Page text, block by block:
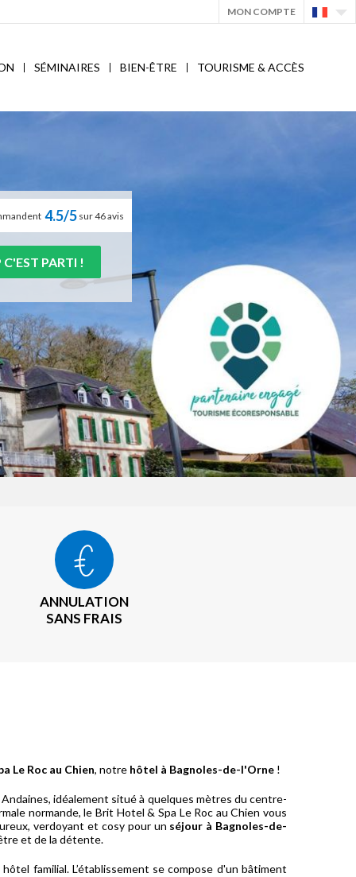
MON COMPTE
SÉMINAIRES BIEN-ÊTRE TOURISME & ACCÈS
4.5/5 sur 46 avis
ANNULATION
SANS FRAIS
Le Roc au Chien, notre hôtel à Bagnoles-de-l'Orne !
idéalement situé à quelques mètres du centre-
normande, le Brit Hotel & Spa Le Roc au Chien vous
verdoyant et cosy pour un séjour à Bagnoles-de-
et de la détente.
familial. L’établissement se compose d'un bâtiment